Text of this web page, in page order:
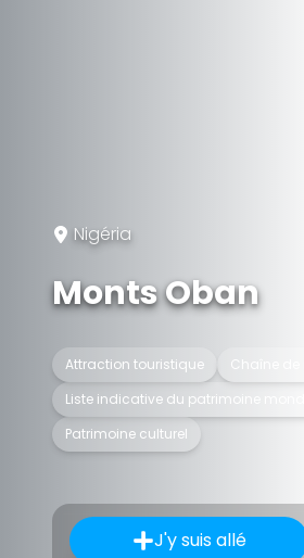
Nigéria
Monts Oban
Attraction touristique
Chaîne de
Liste indicative du patrimoine
Patrimoine culturel
J'y suis allé